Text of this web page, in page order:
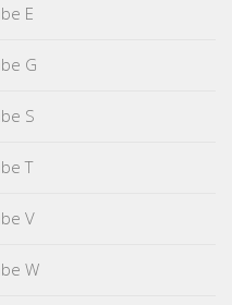
E
G
S
T
V
W